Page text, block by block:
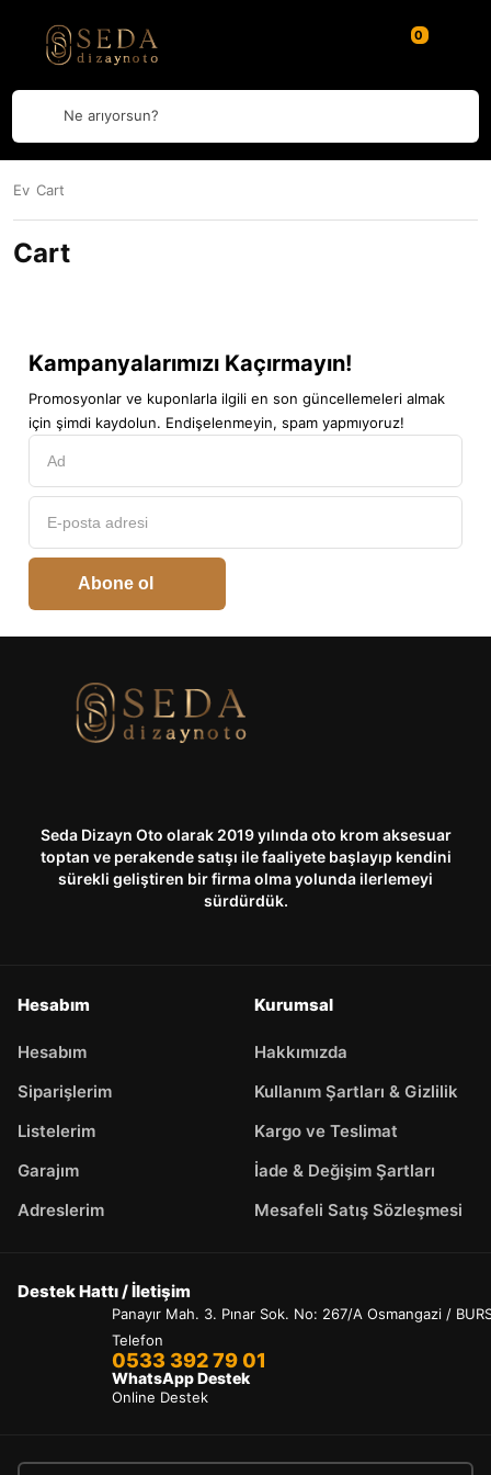
Ne arıyorsun?
Ev Cart
Cart
Kampanyalarımızı Kaçırmayın!
Promosyonlar ve kuponlarla ilgili en son güncellemeleri almak
için şimdi kaydolun. Endişelenmeyin, spam yapmıyoruz!
Abone ol
Seda Dizayn Oto olarak 2019 yılında oto krom aksesuar
toptan ve perakende satışı ile faaliyete başlayıp kendini
sürekli geliştiren bir firma olma yolunda ilerlemeyi
sürdürdük.
Hesabım
Hesabım
Siparişlerim
Listelerim
Garajım
Adreslerim
Kurumsal
Hakkımızda
Kullanım Şartları & Gizlilik
Kargo ve Teslimat
İade & Değişim Şartları
Mesafeli Satış Sözleşmesi
Destek Hattı / İletişim
Panayır Mah. 3. Pınar Sok. No: 267/A Osmangazi /
Telefon
0533 392 79 01
WhatsApp Destek
Online Destek